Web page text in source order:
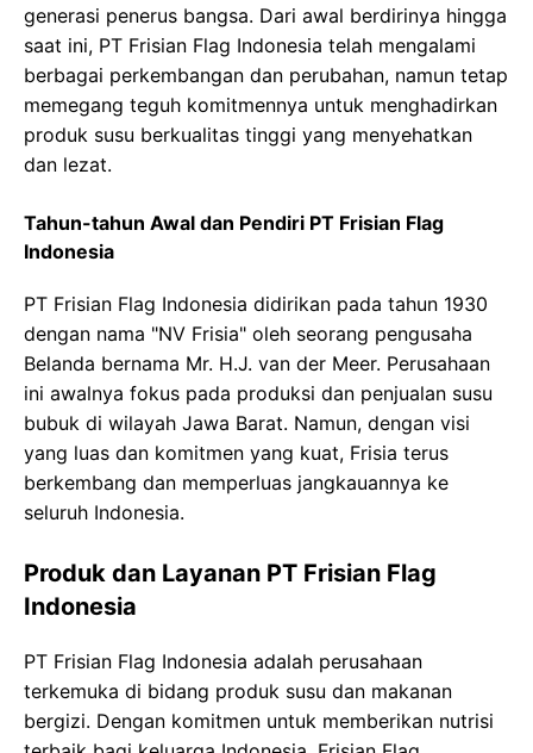
generasi penerus bangsa. Dari awal berdirinya hingga
saat ini, PT Frisian Flag Indonesia telah mengalami
berbagai perkembangan dan perubahan, namun tetap
memegang teguh komitmennya untuk menghadirkan
produk susu berkualitas tinggi yang menyehatkan
dan lezat.
Tahun-tahun Awal dan Pendiri PT Frisian Flag
Indonesia
PT Frisian Flag Indonesia didirikan pada tahun 1930
dengan nama "NV Frisia" oleh seorang pengusaha
Belanda bernama Mr. H.J. van der Meer. Perusahaan
ini awalnya fokus pada produksi dan penjualan susu
bubuk di wilayah Jawa Barat. Namun, dengan visi
yang luas dan komitmen yang kuat, Frisia terus
berkembang dan memperluas jangkauannya ke
seluruh Indonesia.
Produk dan Layanan PT Frisian Flag
Indonesia
PT Frisian Flag Indonesia adalah perusahaan
terkemuka di bidang produk susu dan makanan
bergizi. Dengan komitmen untuk memberikan nutrisi